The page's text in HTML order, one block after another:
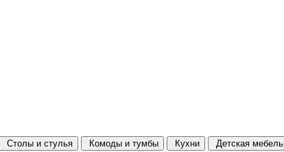
Столы и стулья Комоды и тумбы Кухни Детская мебель